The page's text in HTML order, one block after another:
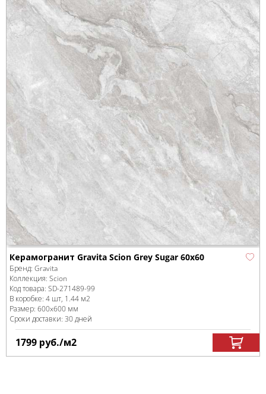
Керамогранит Gravita Scion Grey Sugar 60x60
Бренд: Gravita
Коллекция: Scion
Код товара: SD-271489-99
В коробке: 4 шт, 1.44 м2
Размер: 600x600 мм
Сроки доставки: 30 дней
1799 руб./м2